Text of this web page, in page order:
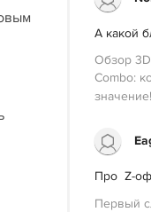
А какой
Обзор
Combo:
значение!
Про Z-
Первый